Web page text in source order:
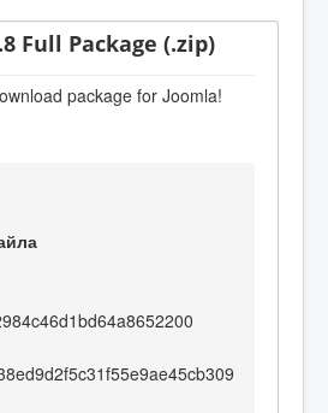
Full Package (.zip)
package for Joomla!